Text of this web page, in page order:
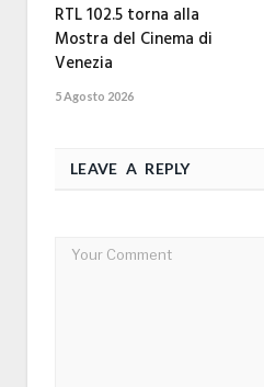
RTL 102.5 torna alla
Mostra del Cinema di
Venezia
5 Agosto 2026
LEAVE A REPLY